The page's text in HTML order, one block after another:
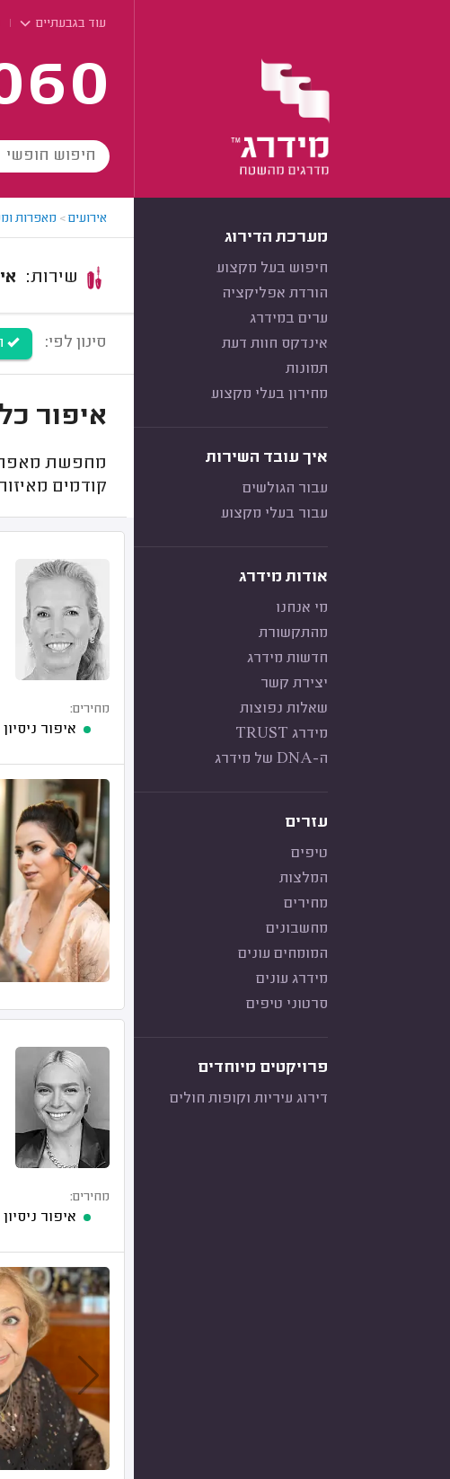
עוד בגבעתיים
מערכת הדירוג
חיפוש בעל מקצוע
הורדת אפליקציה
ערים במידרג
אינדקס חוות דעת
תמונות
מחירון בעלי מקצוע
איך עובד השירות
עבור הגולשים
עבור בעלי מקצוע
אודות מידרג
מי אנחנו
מהתקשורת
חדשות מידרג
יצירת קשר
שאלות נפוצות
מידרג TRUST
ה-DNA של מידרג
עזרים
טיפים
המלצות
מחירים
מחשבונים
המומחים עונים
מידרג עונים
סרטוני טיפים
פרויקטים מיוחדים
דירוג עיריות וקופות חולים
אירועים> מאפרות
סינון לפי:
איפור
מחפשת
קודמים
מחירים:
איפור
מחירים:
איפור